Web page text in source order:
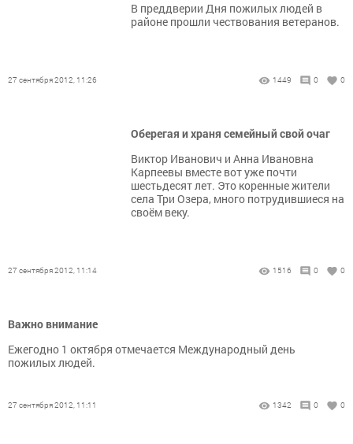
В преддверии Дня пожилых людей в
районе прошли чествования ветеранов.
27 сентября 2012, 11:26 1449 0 0
Оберегая и храня семейный свой очаг
Виктор Иванович и Анна Ивановна
Карпеевы вместе вот уже почти
шестьдесят лет. Это коренные жители
села Три Озера, много потрудившиеся на
своём веку.
27 сентября 2012, 11:14 1516 0 0
Важно внимание
Ежегодно 1 октября отмечается Международный день
пожилых людей.
27 сентября 2012, 11:11 1342 0 0